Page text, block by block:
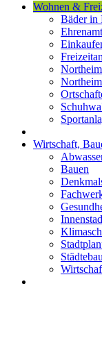
Wohnen &
Bäder in
Wirtschaft,
Bauen